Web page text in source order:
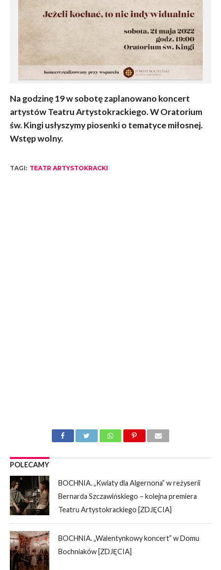
Na godzinę 19 w sobotę zaplanowano koncert
artystów Teatru Artystokrackiego. W Oratorium
św. Kingi usłyszymy piosenki o tematyce miłosnej.
Wstęp wolny.
TAGI: TEATR ARTYSTOKRACKI
POLECAMY
BOCHNIA. „Kwiaty dla Algernona” w reżyserii
Bernarda Szczawińskiego – kolejna premiera
Teatru Artystokrackiego [ZDJĘCIA]
BOCHNIA. „Walentynkowy koncert” w Domu
Bochniaków [ZDJĘCIA]